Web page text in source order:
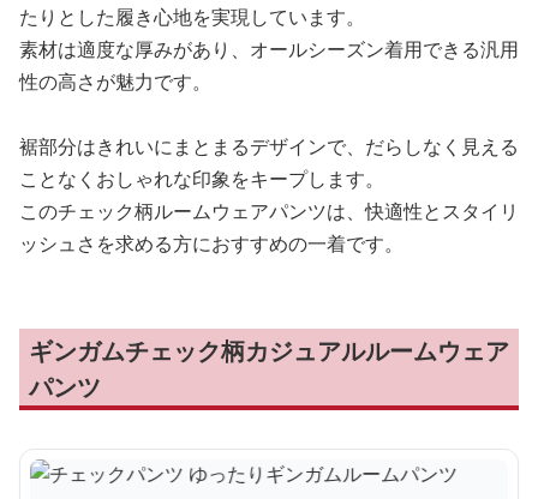
たりとした履き心地を実現しています。
素材は適度な厚みがあり、オールシーズン着用できる汎用
性の高さが魅力です。
裾部分はきれいにまとまるデザインで、だらしなく見える
ことなくおしゃれな印象をキープします。
このチェック柄ルームウェアパンツは、快適性とスタイリ
ッシュさを求める方におすすめの一着です。
ギンガムチェック柄カジュアルルームウェア
パンツ